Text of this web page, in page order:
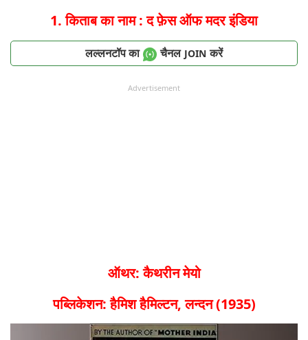
1. किताब का नाम : द फ़ेस ऑफ मदर इंडिया
लल्लनटॉप का चैनल JOIN करें
Advertisement
ऑथर: कैथरीन मेयो
पब्लिकेशन: हैमिश हैमिल्टन, लन्दन (1935)